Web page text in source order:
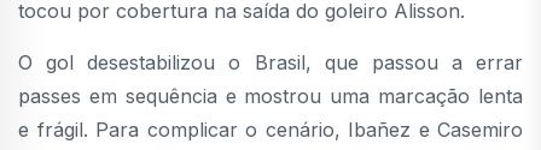
tocou por cobertura na saída do goleiro Alisson.
O gol desestabilizou o Brasil, que passou a errar
passes em sequência e mostrou uma marcação lenta
e frágil. Para complicar o cenário, Ibañez e Casemiro